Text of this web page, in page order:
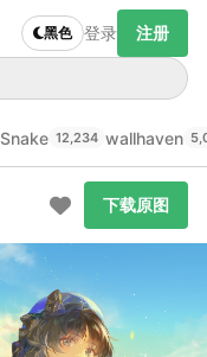
黑色 登录 注册
Snake 12,234 wallhaven
下载原图
下载原图